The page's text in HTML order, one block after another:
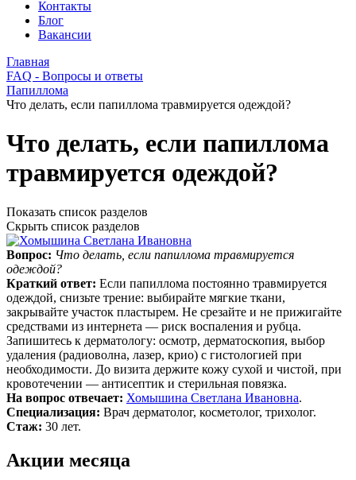
Контакты
Блог
Вакансии
Главная
FAQ - Вопросы и ответы
Папиллома
Что делать, если папиллома травмируется одеждой?
Что делать, если папиллома
травмируется одеждой?
Показать список разделов
Скрыть список разделов
Вопрос: Что делать, если папиллома травмируется
одеждой?
Краткий ответ: Если папиллома постоянно травмируется
одеждой, снизьте трение: выбирайте мягкие ткани,
закрывайте участок пластырем. Не срезайте и не прижигайте
средствами из интернета — риск воспаления и рубца.
Запишитесь к дерматологу: осмотр, дерматоскопия, выбор
удаления (радиоволна, лазер, крио) с гистологией при
необходимости. До визита держите кожу сухой и чистой, при
кровотечении — антисептик и стерильная повязка.
На вопрос отвечает: Хомышина Светлана Ивановна.
Специализация: Врач дерматолог, косметолог, трихолог.
Стаж: 30 лет.
Акции месяца